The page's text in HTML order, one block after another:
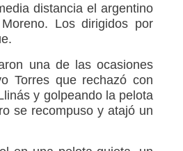
distancia el argentino
Los dirigidos por
una de las ocasiones
Torres que rechazó con
y golpeando la pelota
se recompuso y atajó un